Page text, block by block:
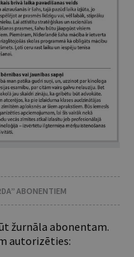
ABONENTIEM
žurnāla abonentam.
autorizēties: